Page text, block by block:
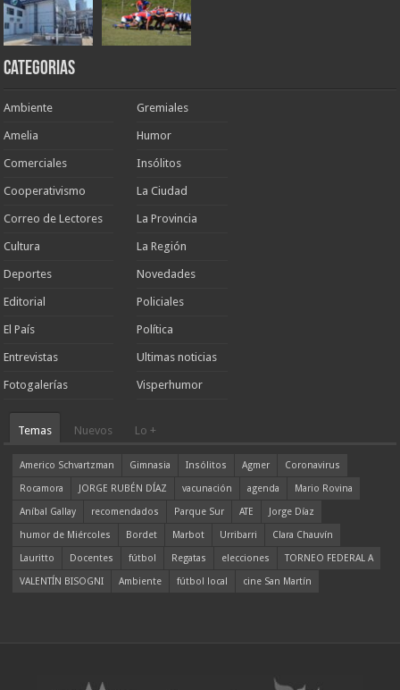
Categorias
Ambiente
Amelia
Comerciales
Cooperativismo
Correo de Lectores
Cultura
Deportes
Editorial
El País
Entrevistas
Fotogalerías
Gremiales
Humor
Insólitos
La Ciudad
La Provincia
La Región
Novedades
Policiales
Política
Ultimas noticias
Visperhumor
Temas Nuevos Lo +
Americo Schvartzman Gimnasia Insólitos Agmer
Coronavirus
Rocamora
JORGE RUBÉN DÍAZ vacunación agenda
Mario Rovina
Aníbal Gallay
recomendados Parque Sur ATE
Jorge Díaz
humor de Miércoles
Bordet Marbot Urribarri
Clara Chauvín
Lauritto
Docentes fútbol Regatas elecciones
TORNEO FEDERAL A
VALENTÍN BISOGNI
Ambiente fútbol local cine San Martín